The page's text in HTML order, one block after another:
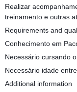
Realizar
treinamento e outras
Requirements and
Conhecimento em
Necessário cursando
Necessário idade
Additional information